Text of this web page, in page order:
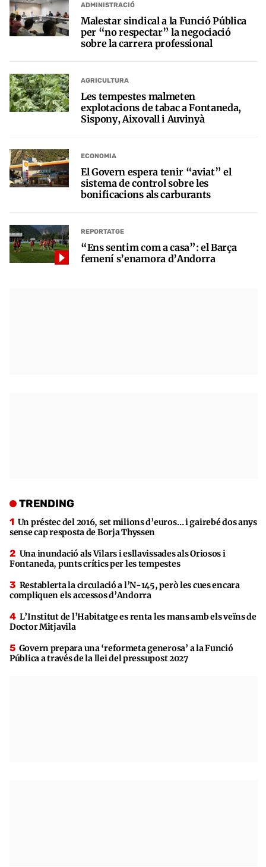
ADMINISTRACIÓ
Malestar sindical a la Funció Pública
per “no respectar” la negociació
sobre la carrera professional
AGRICULTURA
Les tempestes malmeten
explotacions de tabac a Fontaneda,
Sispony, Aixovall i Auvinyà
ECONOMIA
El Govern espera tenir “aviat” el
sistema de control sobre les
bonificacions als carburants
REPORTATGE
“Ens sentim com a casa”: el Barça
femení s’enamora d’Andorra
TRENDING
Un préstec del 2016, set milions d’euros… i gairebé dos anys
sense cap resposta de Borja Thyssen
Una inundació als Vilars i esllavissades als Oriosos i
Fontaneda, punts crítics per les tempestes
Restablerta la circulació a l’N-145, però les cues encara
compliquen els accessos d’Andorra
L’Institut de l’Habitatge es renta les mans amb els veïns de
Doctor Mitjavila
Govern prepara una ‘reformeta generosa’ a la Funció
Pública a través de la llei del pressupost 2027